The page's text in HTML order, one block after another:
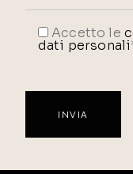
Accetto le
dati personali